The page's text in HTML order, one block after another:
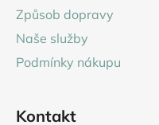
Způsob dopravy
Naše služby
Podmínky nákupu
Kontakt